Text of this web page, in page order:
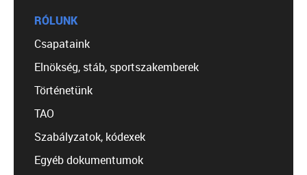
RÓLUNK
Csapataink
Elnökség, stáb, sportszakemberek
Történetünk
TAO
Szabályzatok, kódexek
Egyéb dokumentumok